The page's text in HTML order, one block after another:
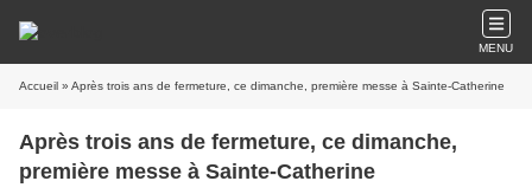
MENU
Accueil » Après trois ans de fermeture, ce dimanche, première messe à Sainte-Catherine
Après trois ans de fermeture, ce dimanche,
première messe à Sainte-Catherine